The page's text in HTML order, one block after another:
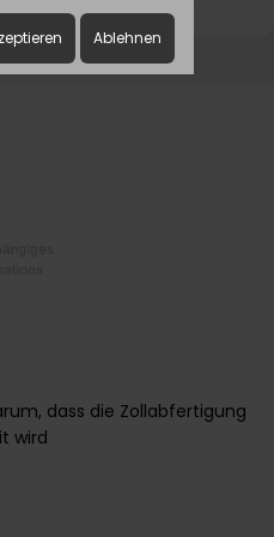
dass die Zollabfertigung
wird
Ablehnen